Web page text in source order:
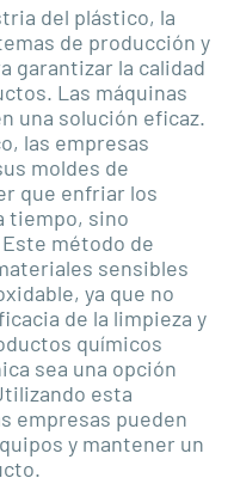
del plástico, la
de producción y
garantizar la calidad
Las máquinas
una solución eficaz.
las empresas
moldes de
que enfriar los
tiempo, sino
método de
sensibles
ya que no
de la limpieza y
químicos
sea una opción
esta
empresas pueden
y mantener un